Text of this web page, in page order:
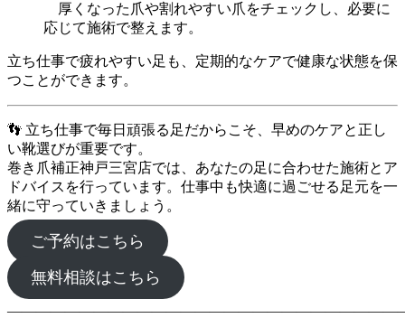
厚くなった爪や割れやすい爪をチェックし、必要に
応じて施術で整えます。
立ち仕事で疲れやすい足も、定期的なケアで健康な状態を保
つことができます。
👣 立ち仕事で毎日頑張る足だからこそ、早めのケアと正し
い靴選びが重要です。
巻き爪補正神戸三宮店では、あなたの足に合わせた施術とア
ドバイスを行っています。仕事中も快適に過ごせる足元を一
緒に守っていきましょう。
ご予約はこちら
無料相談はこちら